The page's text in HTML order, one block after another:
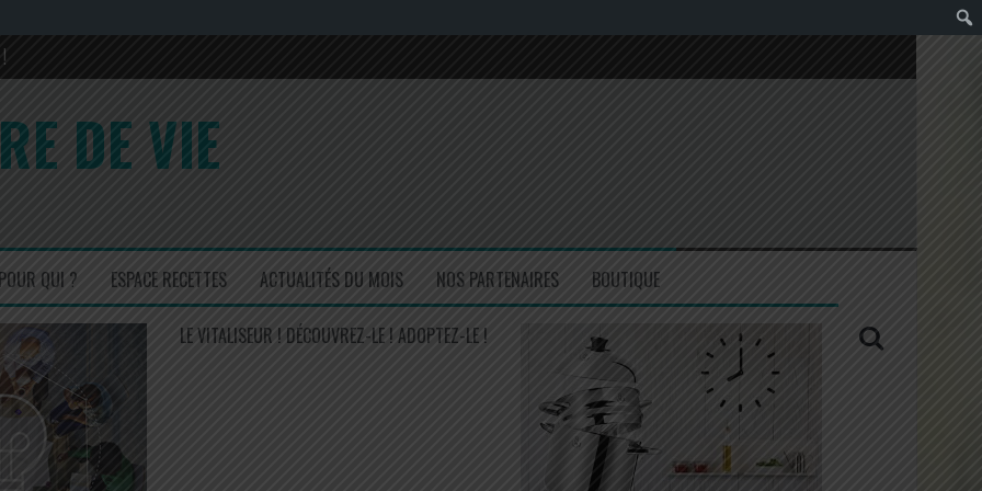
sa composition en 2017 et 2022
DE VIE
POUR QUI ? ESPACE RECETTES ACTUALITÉS DU MOIS NOS PARTENAIRES BOUTIQUE
LE VITALISEUR ! DÉCOUVREZ-LE ! ADOPTEZ-LE !